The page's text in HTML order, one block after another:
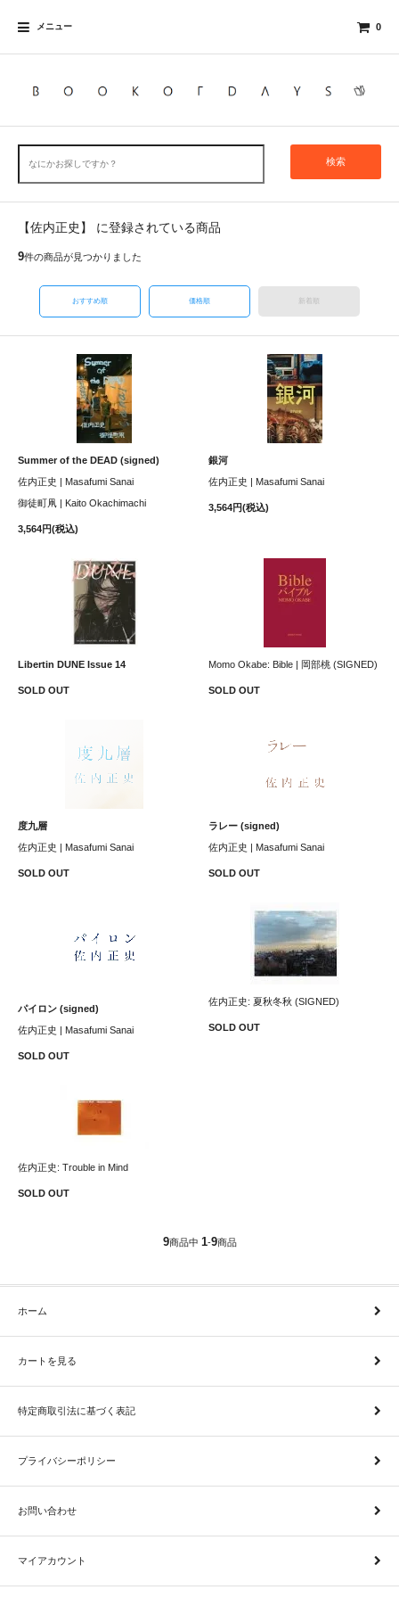
メニュー 0
検索
【佐内正史】 に登録されている商品
9件の商品が見つかりました
おすすめ順 価格順 新着順
Summer of the DEAD (signed)
佐内正史 | Masafumi Sanai
御徒町凧 | Kaito Okachimachi
3,564円(税込)
銀河
佐内正史 | Masafumi Sanai
3,564円(税込)
Libertin DUNE Issue 14
SOLD OUT
Momo Okabe: Bible | 岡部桃 (SIGNED)
SOLD OUT
度九層
佐内正史 | Masafumi Sanai
SOLD OUT
ラレー (signed)
佐内正史 | Masafumi Sanai
SOLD OUT
パイロン (signed)
佐内正史 | Masafumi Sanai
SOLD OUT
佐内正史: 夏秋冬秋 (SIGNED)
SOLD OUT
佐内正史: Trouble in Mind
SOLD OUT
9商品中 1-9商品
ホーム
カートを見る
特定商取引法に基づく表記
プライバシーポリシー
お問い合わせ
マイアカウント